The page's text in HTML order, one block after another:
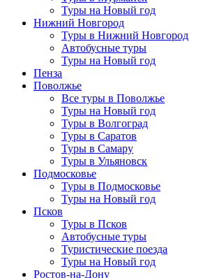
Туры на Новый год
Нижний Новгород
Туры в Нижний Новгород
Автобусные туры
Туры на Новый год
Пенза
Поволжье
Все туры в Поволжье
Туры на Новый год
Туры в Волгоград
Туры в Саратов
Туры в Самару
Туры в Ульяновск
Подмосковье
Туры в Подмосковье
Туры на Новый год
Псков
Туры в Псков
Автобусные туры
Туристические поезда
Туры на Новый год
Ростов-на-Дону